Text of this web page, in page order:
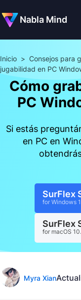
Nabla Mind
Inicio > Consejos para
jugabilidad en PC
Cómo
PC
Si estás
en PC en
SurFlex
for Windows
SurFlex
for macOS
Myra Xian